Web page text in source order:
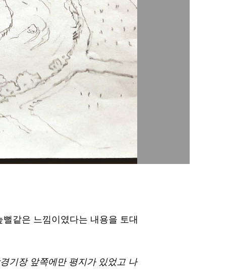
같은 느낌이였다는 내용을 토대
기장 앞쪽에만 평지가 있었고 나